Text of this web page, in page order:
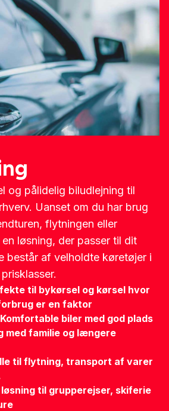
og pålidelig biludlejning til
Uanset om du har brug
flytningen eller
løsning, der passer til dit
består af velholdte køretøjer i
til bykørsel og kørsel hvor
er en faktor
biler med god plads
med familie og længere
til flytning, transport af varer
løsning til grupperejser, skiferie